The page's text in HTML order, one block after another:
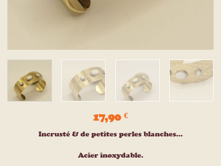
17,90 €
Incrusté & de petites perles blanches…
Acier inoxydable.